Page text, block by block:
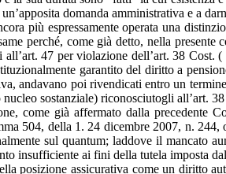
domanda amministrativa e a
più espressamente operata una
perché, come già detto, nella presente
47 per violazione dell’art. 38 Cost. (
garantito del diritto a
andavano poi rivendicati entro un
sostanziale) riconosciutogli all’art.
come già affermato dalla precedente
504, della 1. 24 dicembre 2007, n. 244,
sul quantum; laddove il mancato
insufficiente ai fini della tutela imposta
posizione assicurativa come un diritto